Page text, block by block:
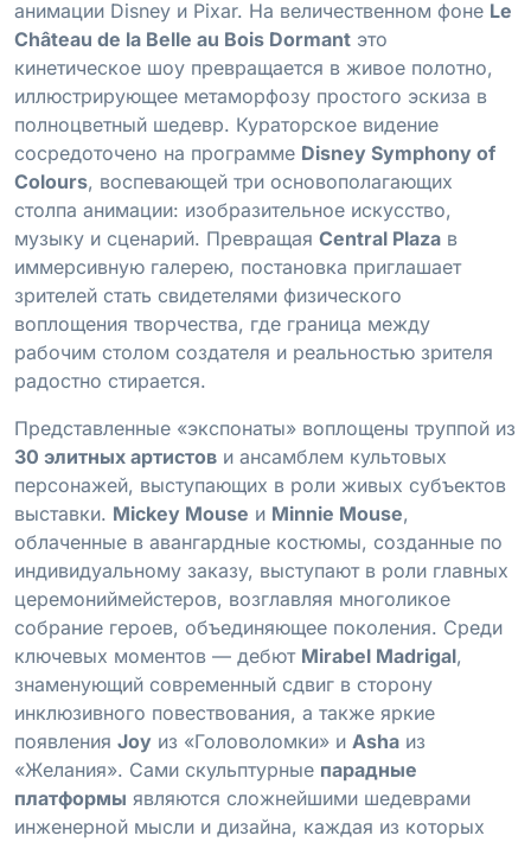
анимации Disney и Pixar. На величественном фоне Le
Château de la Belle au Bois Dormant это
кинетическое шоу превращается в живое полотно,
иллюстрирующее метаморфозу простого эскиза в
полноцветный шедевр. Кураторское видение
сосредоточено на программе Disney Symphony of
Colours, воспевающей три основополагающих
столпа анимации: изобразительное искусство,
музыку и сценарий. Превращая Central Plaza в
иммерсивную галерею, постановка приглашает
зрителей стать свидетелями физического
воплощения творчества, где граница между
рабочим столом создателя и реальностью зрителя
радостно стирается.
Представленные «экспонаты» воплощены труппой из
30 элитных артистов и ансамблем культовых
персонажей, выступающих в роли живых субъектов
выставки. Mickey Mouse и Minnie Mouse,
облаченные в авангардные костюмы, созданные по
индивидуальному заказу, выступают в роли главных
церемониймейстеров, возглавляя многоликое
собрание героев, объединяющее поколения. Среди
ключевых моментов — дебют Mirabel Madrigal,
знаменующий современный сдвиг в сторону
инклюзивного повествования, а также яркие
появления Joy из «Головоломки» и Asha из
«Желания». Сами скульптурные парадные
платформы являются сложнейшими шедеврами
инженерной мысли и дизайна, каждая из которых